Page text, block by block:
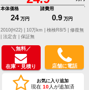
本体価格
24 万円
諸費用
0.9 万円
修復無
法定含 | 保証無
＼無料／
在庫・見積り 店舗に電話
お気に入り追加
現在 10人が追加済